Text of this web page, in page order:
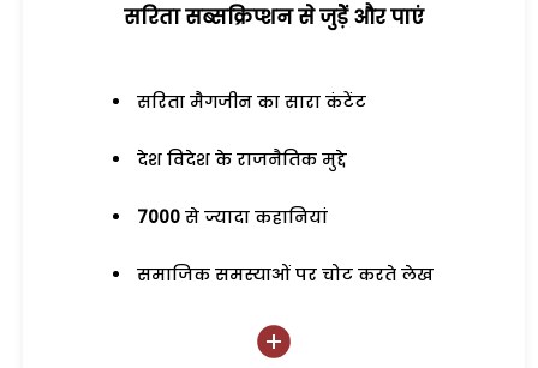
सरिता सब्सक्रिप्शन से जुड़ेें और पाएं
सरिता मैगजीन का सारा कंटेंट
देश विदेश के राजनैतिक मुद्दे
7000 से ज्यादा कहानियां
समाजिक समस्याओं पर चोट करते लेख